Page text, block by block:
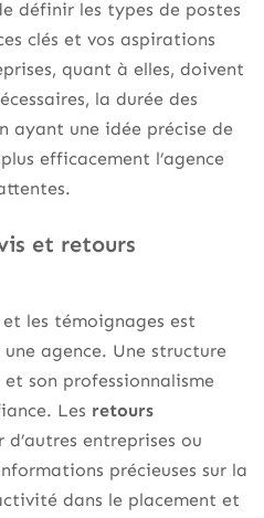
définir les types de postes
clés et vos aspirations
quant à elles, doivent
la durée des
ayant une idée précise de
efficacement l’agence
et retours
les témoignages est
agence. Une structure
son professionnalisme
Les retours
entreprises ou
précieuses sur la
dans le placement et